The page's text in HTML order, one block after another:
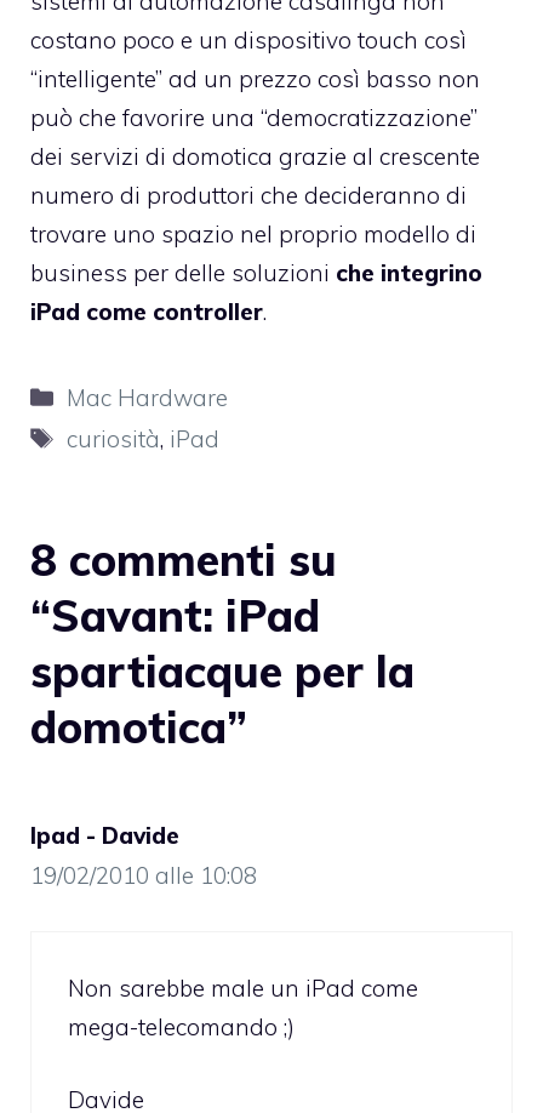
costano poco e un dispositivo touch così
“intelligente” ad un prezzo così basso non
può che favorire una “democratizzazione”
dei servizi di domotica grazie al crescente
numero di produttori che decideranno di
trovare uno spazio nel proprio modello di
business per delle soluzioni che integrino
iPad come controller.
Categorie
Mac Hardware
Tag
curiosità, iPad
8 commenti su
“Savant: iPad
spartiacque per la
domotica”
Ipad - Davide
19/02/2010 alle 10:08
Non sarebbe male un iPad come
mega-telecomando ;)
Davide